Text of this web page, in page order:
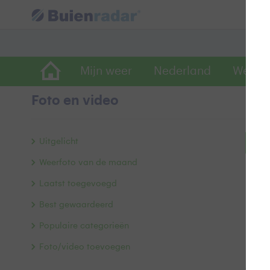
Mijn weer Nederland
Foto en video
Alle
Uitgelicht
Weerfoto van de maand
Laatst toegevoegd
Best gewaardeerd
Populaire categorieën
Foto/video toevoegen